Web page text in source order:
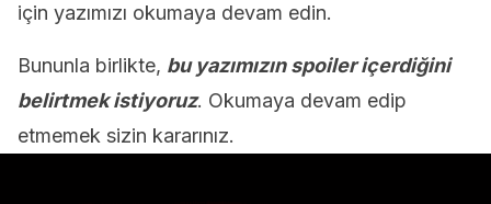
için yazımızı okumaya devam edin.
Bununla birlikte, bu yazımızın spoiler içerdiğini
belirtmek istiyoruz. Okumaya devam edip
etmemek sizin kararınız.